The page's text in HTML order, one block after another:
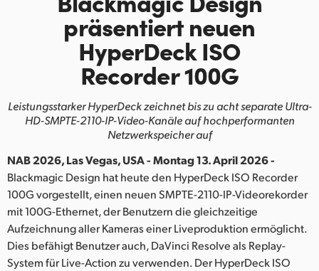
Finland
France
Germany
Hong Kong SAR, China
Italy
Japan
Korea
Mexico
präsentiertneuen
HyperDeck ISO
Recorder 100G
Leistungsstarker HyperDeck zeichnet bis zu acht separateUltra-
HD-SMPTE-2110-IP-Video-Kanäle auf hochperformanten
Netzwerkspeicher auf
NAB 2026, Las Vegas, USA - Montag 13. April 2026 -
Blackmagic Design hat heute den HyperDeck ISO Recorder
100G vorgestellt, einen neuen SMPTE-2110-IP-Videorekorder
mit 100G-Ethernet, der Benutzern die gleichzeitige
Aufzeichnung aller Kameras einer Liveproduktion ermöglicht.
Dies befähigt Benutzer auch, DaVinci Resolve als Replay-
System für Live-Action zu verwenden. Der HyperDeck ISO